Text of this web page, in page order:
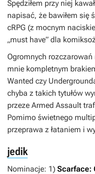
Spędziłem przy niej
napisać, że bawiłem się
cRPG (z mocnym
„must have” dla
Ogromnych rozczarowań
mnie kompletnym
Wanted czy
chyba z takich tytułów
przeze Armed Assault
Pomimo świetnego
przeprawa z łataniem i
jedik
Nominacje: 1) Scarface: